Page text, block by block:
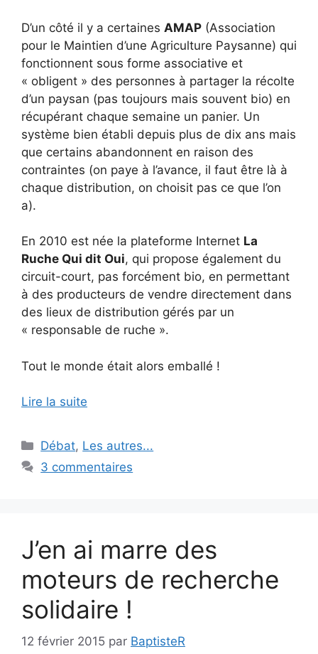
D’un côté il y a certaines AMAP (Association
pour le Maintien d’une Agriculture Paysanne) qui
fonctionnent sous forme associative et
« obligent » des personnes à partager la récolte
d’un paysan (pas toujours mais souvent bio) en
récupérant chaque semaine un panier. Un
système bien établi depuis plus de dix ans mais
que certains abandonnent en raison des
contraintes (on paye à l’avance, il faut être là à
chaque distribution, on choisit pas ce que l’on
a).
En 2010 est née la plateforme Internet La
Ruche Qui dit Oui, qui propose également du
circuit-court, pas forcément bio, en permettant
à des producteurs de vendre directement dans
des lieux de distribution gérés par un
« responsable de ruche ».
Tout le monde était alors emballé !
Lire la suite
Catégories
Débat, Les autres...
3 commentaires
J’en ai marre des
moteurs de recherche
solidaire !
12 février 2015 par BaptisteR